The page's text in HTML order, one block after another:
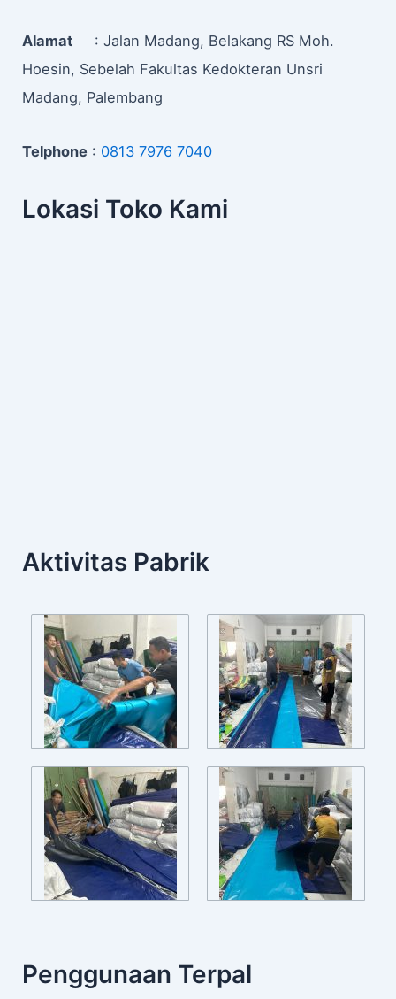
Alamat : Jalan Madang, Belakang RS Moh.
Hoesin, Sebelah Fakultas Kedokteran Unsri
Madang, Palembang
Telphone : 0813 7976 7040
Lokasi Toko Kami
Aktivitas Pabrik
Penggunaan Terpal